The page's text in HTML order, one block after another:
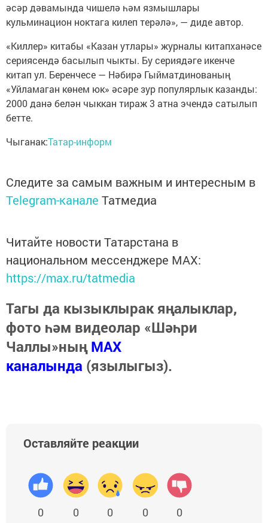
әсәр дәвамында чишелә һәм язмышлары
кульминацион ноктага килеп терәлә», — диде автор.
«Киллер» китабы «Казан утлары» журналы китапханәсе
сериясендә басылып чыкты. Бу сериядәге икенче
китап ул. Беренчесе — Нәбирә Гыйматдинованың
«Уйламаган көнем юк» әсәре зур популярлык казанды:
2000 данә белән чыккан тираж 3 атна эчендә сатылып
бетте.
Чыганак:Татар-информ
Следите за самым важным и интересным в
Telegram-канале Татмедиа
Читайте новости Татарстана в
национальном мессенджере MАХ:
https://max.ru/tatmedia
Тагы да кызыклырак яңалыклар,
фото һәм видеолар «Шәһри
Чаллы»ныңMAX
каналында (язылыгыз).
Оставляйте реакции
0 0 0 0 0